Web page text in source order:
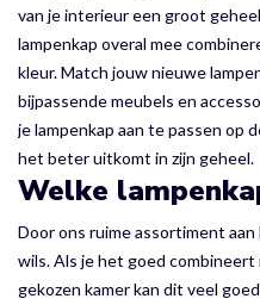
van je interieur een groot
lampenkap overal mee
kleur. Match jouw nieuwe
bijpassende meubels en
je lampenkap aan te passen op
het beter uitkomt in zijn geheel.
Welke
Door ons ruime assortiment
wils. Als je het goed
gekozen kamer kan dit veel